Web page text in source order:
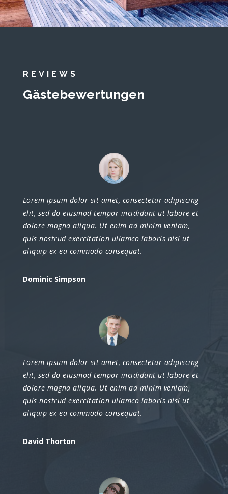
REVIEWS
Gästebewertungen
Lorem ipsum dolor sit amet, consectetur adipiscing
elit, sed do eiusmod tempor incididunt ut labore et
dolore magna aliqua. Ut enim ad minim veniam,
quis nostrud exercitation ullamco laboris nisi ut
aliquip ex ea commodo consequat.
Dominic Simpson
Lorem ipsum dolor sit amet, consectetur adipiscing
elit, sed do eiusmod tempor incididunt ut labore et
dolore magna aliqua. Ut enim ad minim veniam,
quis nostrud exercitation ullamco laboris nisi ut
aliquip ex ea commodo consequat.
David Thorton